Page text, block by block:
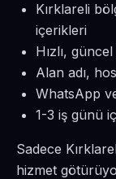
Kırklareli
içerikleri
Hızlı,
Alan adı,
WhatsApp
1-3 iş günü
Sadece
hizmet